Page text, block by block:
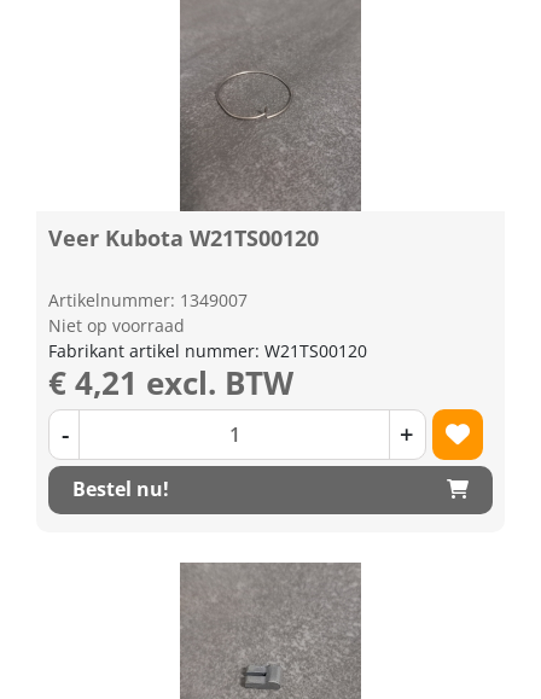
Veer Kubota W21TS00120
Artikelnummer: 1349007
Niet op voorraad
Fabrikant artikel nummer: W21TS00120
€ 4,21 excl. BTW
- +
Bestel nu!